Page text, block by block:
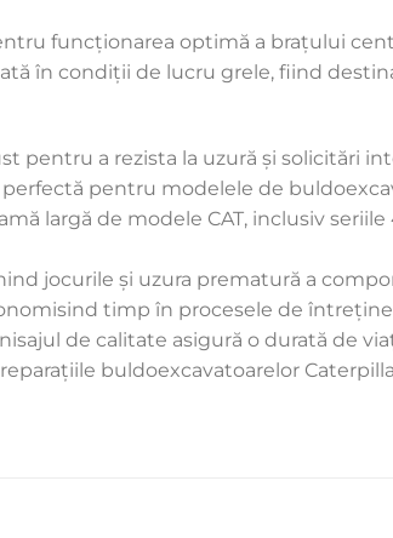
funcționarea optimă a brațului
în condiții de lucru grele, fiind
pentru a rezista la uzură și solicitări
pentru modelele de
largă de modele CAT, inclusiv seriile
jocurile și uzura prematură a
timp în procesele de
de calitate asigură o durată de
buldoexcavatoarelor